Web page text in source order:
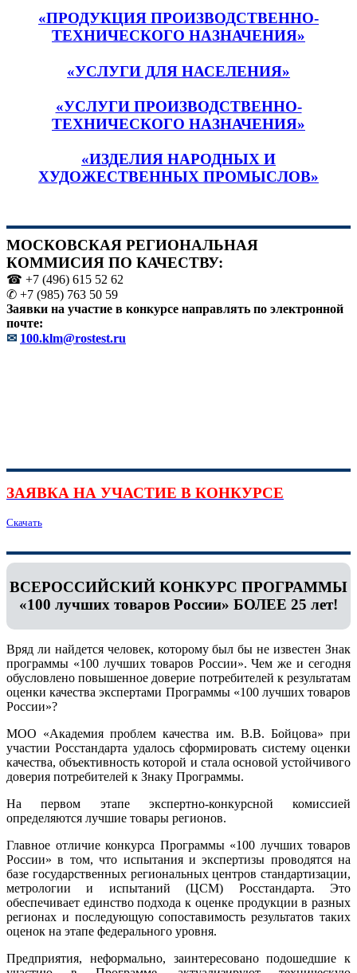
«ПРОДУКЦИЯ ПРОИЗВОДСТВЕННО-
ТЕХНИЧЕСКОГО НАЗНАЧЕНИЯ»
«УСЛУГИ ДЛЯ НАСЕЛЕНИЯ»
«УСЛУГИ ПРОИЗВОДСТВЕННО-
ТЕХНИЧЕСКОГО НАЗНАЧЕНИЯ»
«ИЗДЕЛИЯ НАРОДНЫХ И
ХУДОЖЕСТВЕННЫХ ПРОМЫСЛОВ»
МОСКОВСКАЯ РЕГИОНАЛЬНАЯ
КОММИСИЯ ПО КАЧЕСТВУ:
☎ +7 (496) 615 52 62
✆ +7 (985) 763 50 59
Заявки на участие в конкурсе направлять по электронной
почте:
✉ 100.klm@rostest.ru
ЗАЯВКА НА УЧАСТИЕ В КОНКУРСЕ
Скачать
ВСЕРОССИЙСКИЙ КОНКУРС ПРОГРАММЫ
«100 лучших товаров России» БОЛЕЕ 25 лет!
Вряд ли найдется человек, которому был бы не известен Знак
программы «100 лучших товаров России». Чем же и сегодня
обусловлено повышенное доверие потребителей к результатам
оценки качества экспертами Программы «100 лучших товаров
России»?
МОО «Академия проблем качества им. В.В. Бойцова» при
участии Росстандарта удалось сформировать систему оценки
качества, объективность которой и стала основой устойчивого
доверия потребителей к Знаку Программы.
На первом этапе экспертно-конкурсной комиссией
определяются лучшие товары регионов.
Главное отличие конкурса Программы «100 лучших товаров
России» в том, что испытания и экспертизы проводятся на
базе государственных региональных центров стандартизации,
метрологии и испытаний (ЦCM) Росстандарта. Это
обеспечивает единство подхода к оценке продукции в разных
регионах и последующую сопоставимость результатов таких
оценок на этапе федерального уровня.
Предприятия, неформально, заинтересовано подошедшие к